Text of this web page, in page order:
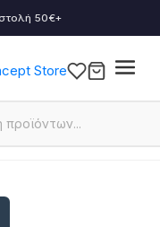
50€+